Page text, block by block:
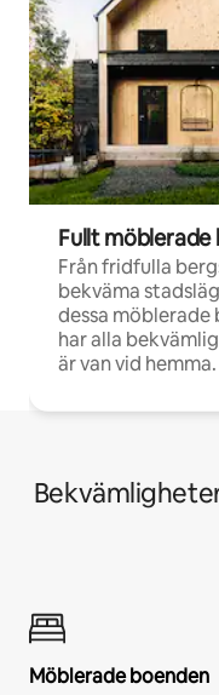
Fullt möblerade
Från fridfulla
bekväma
dessa möblerade
har alla
är van vid hemma.
Möblerade boenden